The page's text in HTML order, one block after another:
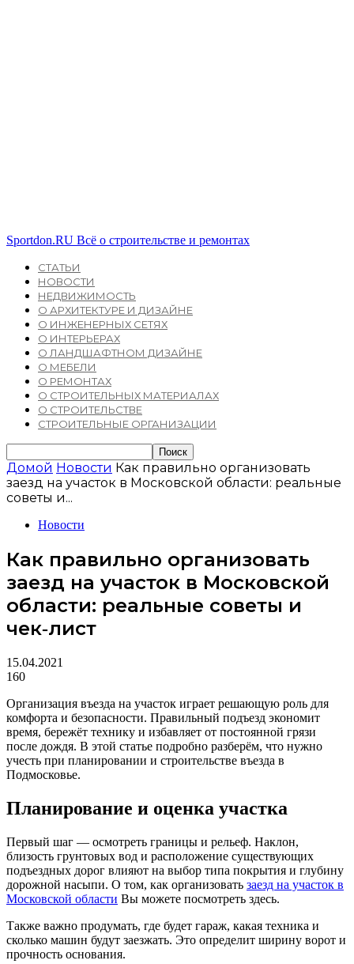
Sportdon.RU Всё о строительстве и ремонтах
СТАТЬИ
НОВОСТИ
НЕДВИЖИМОСТЬ
О АРХИТЕКТУРЕ И ДИЗАЙНЕ
О ИНЖЕНЕРНЫХ СЕТЯХ
О ИНТЕРЬЕРАХ
О ЛАНДШАФТНОМ ДИЗАЙНЕ
О МЕБЕЛИ
О РЕМОНТАХ
О СТРОИТЕЛЬНЫХ МАТЕРИАЛАХ
О СТРОИТЕЛЬСТВЕ
СТРОИТЕЛЬНЫЕ ОРГАНИЗАЦИИ
Домой Новости Как правильно организовать
заезд на участок в Московской области: реальные
советы и...
Новости
Как правильно организовать
заезд на участок в Московской
области: реальные советы и
чек‑лист
15.04.2021
160
Организация въезда на участок играет решающую роль для
комфорта и безопасности. Правильный подъезд экономит
время, бережёт технику и избавляет от постоянной грязи
после дождя. В этой статье подробно разберём, что нужно
учесть при планировании и строительстве въезда в
Подмосковье.
Планирование и оценка участка
Первый шаг — осмотреть границы и рельеф. Наклон,
близость грунтовых вод и расположение существующих
подъездных дорог влияют на выбор типа покрытия и глубину
дорожной насыпи. О том, как организовать заезд на участок в
Московской области Вы можете посмотреть здесь.
Также важно продумать, где будет гараж, какая техника и
сколько машин будут заезжать. Это определит ширину ворот и
прочность основания.